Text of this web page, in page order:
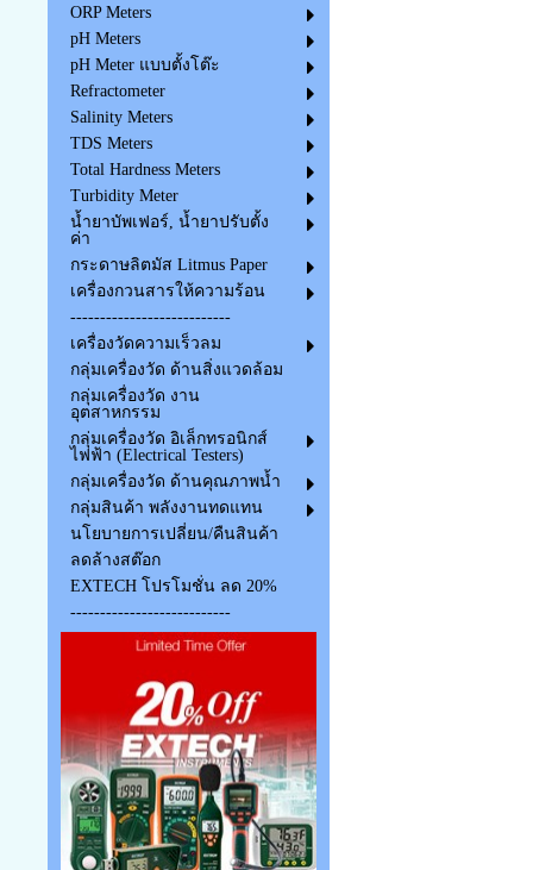
ORP Meters
pH Meters
pH Meter แบบตั้งโต๊ะ
Refractometer
Salinity Meters
TDS Meters
Total Hardness Meters
Turbidity Meter
น้ำยาบัพเฟอร์, น้ำยาปรับตั้ง
ค่า
กระดาษลิตมัส Litmus Paper
เครื่องกวนสารให้ความร้อน
---------------------------
เครื่องวัดความเร็วลม
กลุ่มเครื่องวัด ด้านสิ่งแวดล้อม
กลุ่มเครื่องวัด งาน
อุตสาหกรรม
กลุ่มเครื่องวัด อิเล็กทรอนิกส์
ไฟฟ้า (Electrical Testers)
กลุ่มเครื่องวัด ด้านคุณภาพน้ำ
กลุ่มสินค้า พลังงานทดแทน
นโยบายการเปลี่ยน/คืนสินค้า
ลดล้างสต๊อก
EXTECH โปรโมชั่น ลด 20%
---------------------------